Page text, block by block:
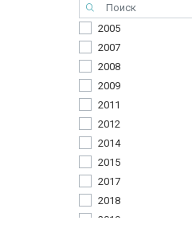
2005
2007
2008
2009
2011
2012
2014
2015
2017
2018
2019